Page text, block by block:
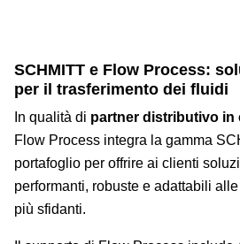
SCHMITT e Flow Process:
per il trasferimento dei fluidi
In qualità di partner distributivo in
Flow Process integra la gamma
portafoglio per offrire ai clienti
performanti, robuste e adattabili
più sfidanti.